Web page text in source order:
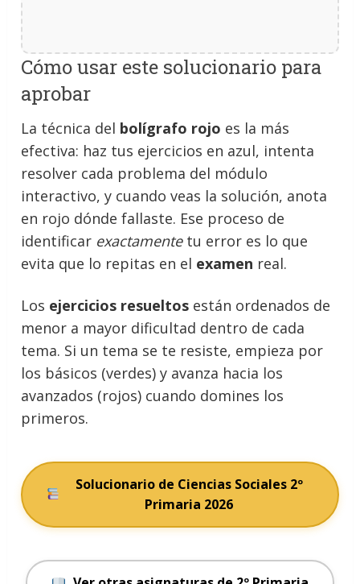
Cómo usar este solucionario para
aprobar
La técnica del bolígrafo rojo es la más
efectiva: haz tus ejercicios en azul, intenta
resolver cada problema del módulo
interactivo, y cuando veas la solución, anota
en rojo dónde fallaste. Ese proceso de
identificar exactamentetu error es lo que
evita que lo repitas en el examen real.
Los ejercicios resueltos están ordenados de
menor a mayor dificultad dentro de cada
tema. Si un tema se te resiste, empieza por
los básicos (verdes) y avanza hacia los
avanzados (rojos) cuando domines los
primeros.
Solucionario de Ciencias Sociales 2º
Primaria 2026